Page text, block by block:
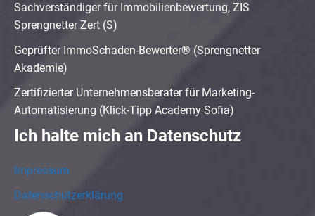
Sachverständiger für Immobilienbewertung, ZIS
Sprengnetter Zert (S)
Geprüfter ImmoSchaden-Bewerter® (Sprengnetter
Akademie)
Zertifizierter Unternehmensberater für Marketing-
Automatisierung (Klick-Tipp Academy Sofia)
Ich halte mich an Datenschutz
Impressum
Datenschutzerklärung